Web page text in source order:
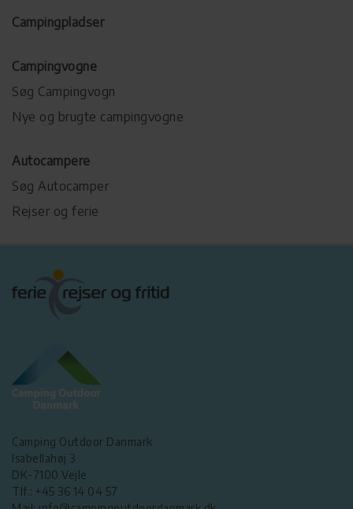
Campingpladser
Campingvogne
Søg Campingvogn
Nye og brugte campingvogne
Autocampere
Søg Autocamper
Rejser og ferie
Camping Outdoor Danmark
Isabellahøj 3
DK-7100 Vejle
Tlf.: +45 36 14 04 57